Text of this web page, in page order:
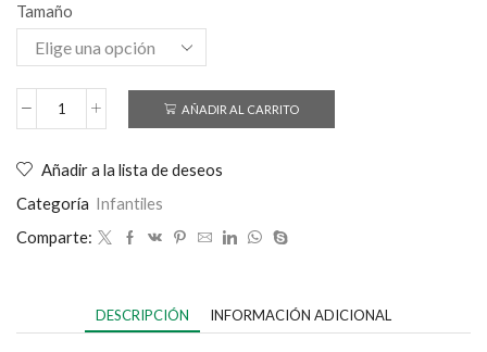
Tamaño
AÑADIR AL CARRITO
Añadir a la lista de deseos
Categoría Infantiles
Comparte:
DESCRIPCIÓN INFORMACIÓN ADICIONAL